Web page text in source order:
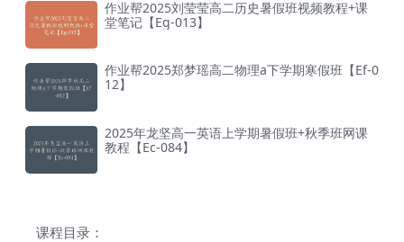
作业帮2025刘莹莹高二历史暑假班视频教程+课
堂笔记【Eg-013】
作业帮2025郑梦瑶高二物理a下学期寒假班【Ef-0
12】
2025年龙坚高一英语上学期暑假班+秋季班网课
教程【Ec-084】
课程目录：